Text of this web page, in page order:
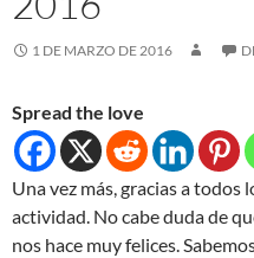
1 DE MARZO DE 2016
Spread the love
Una vez más, gracias a
actividad. No cabe duda de
nos hace muy felices.